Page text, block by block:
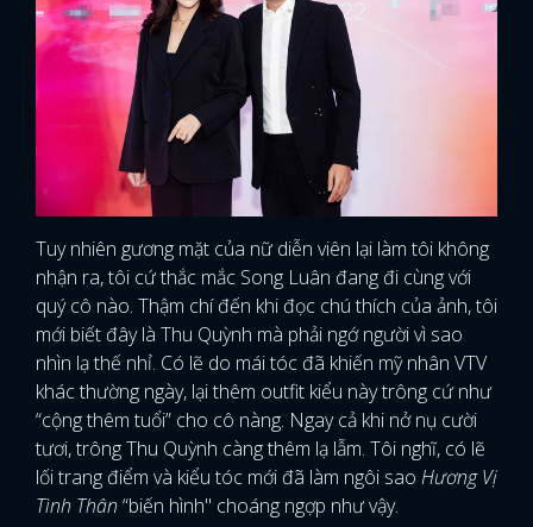
Tuy nhiên gương mặt của nữ diễn viên lại làm tôi không
nhận ra, tôi cứ thắc mắc Song Luân đang đi cùng với
quý cô nào. Thậm chí đến khi đọc chú thích của ảnh, tôi
mới biết đây là Thu Quỳnh mà phải ngớ người vì sao
nhìn lạ thế nhỉ. Có lẽ do mái tóc đã khiến mỹ nhân VTV
khác thường ngày, lại thêm outfit kiểu này trông cứ như
“cộng thêm tuổi” cho cô nàng. Ngay cả khi nở nụ cười
tươi, trông Thu Quỳnh càng thêm lạ lẫm. Tôi nghĩ, có lẽ
lối trang điểm và kiểu tóc mới đã làm ngôi sao Hương Vị
Tình Thân “biến hình" choáng ngợp như vậy.